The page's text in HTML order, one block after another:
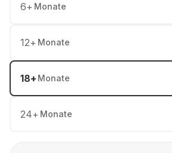
6+ Monate
12+ Monate
18+ Monate
24+ Monate